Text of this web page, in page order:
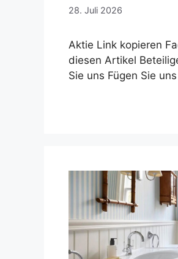
28. Juli 2026
Aktie Link kopieren
diesen Artikel
Sie uns Fügen Sie